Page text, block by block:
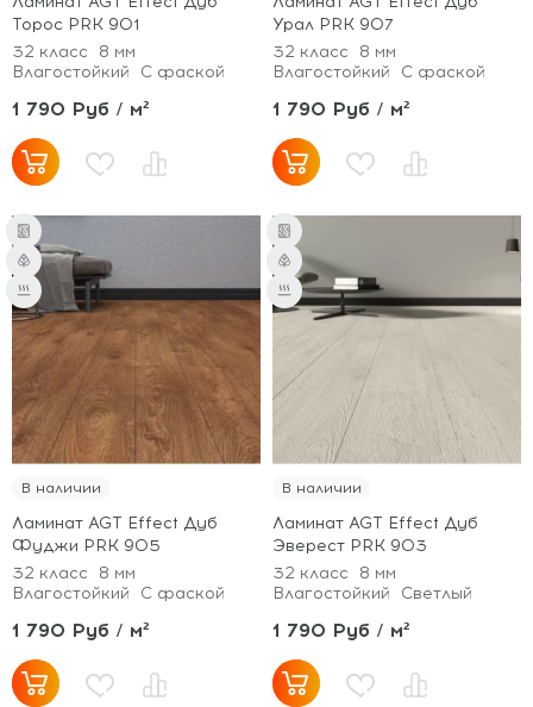
Торос PRK 901
32 класс
8 мм
Влагостойкий
С фаской
1 790 Руб / м²
Урал PRK 907
32 класс
8 мм
Влагостойкий
С фаской
1 790 Руб / м²
В наличии
Ламинат AGT Effect Дуб
Фуджи PRK 905
32 класс
8 мм
Влагостойкий
С фаской
1 790 Руб / м²
В наличии
Ламинат AGT Effect Дуб
Эверест PRK 903
32 класс
8 мм
Влагостойкий
Светлый
1 790 Руб / м²